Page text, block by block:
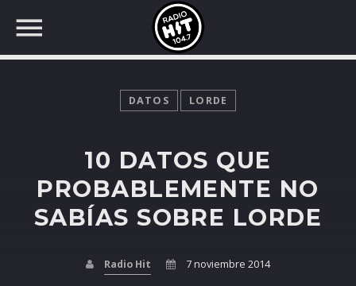
BUSCAR EN RADIO HIT
COMPARTE EN...
DATOS LORDE
10 DATOS QUE
PROBABLEMENTE NO
SABÍAS SOBRE LORDE
Radio Hit 7 noviembre 2014